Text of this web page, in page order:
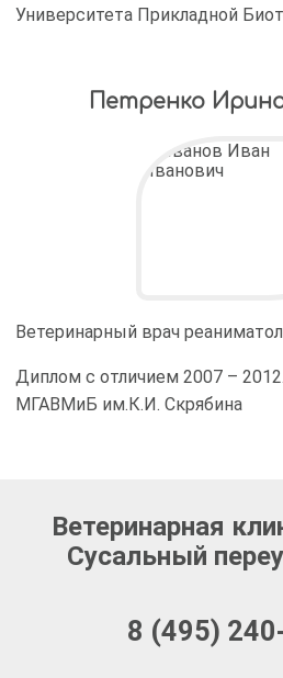
Университета Прикладной
Петренко
Ветеринарный врач
Диплом с отличием 2007 – 2012.
МГАВМиБ им.К.И. Скрябина
Ветеринарная
Сусальный
8 (495)